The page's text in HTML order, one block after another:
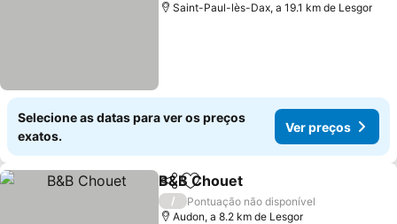
Saint-Paul-lès-Dax, a 19.1 km de Lesgor
Selecione as datas para ver os preços
exatos.
Ver preços
PartilharAdicionar aos favoritos
B&B Chouet
/
Pontuação não disponível
Audon, a 8.2 km de Lesgor